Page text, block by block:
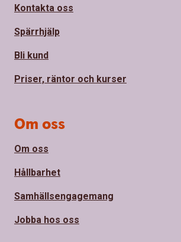
Kontakta oss
Spärrhjälp
Bli kund
Priser, räntor och kurser
Om oss
Om oss
Hållbarhet
Samhällsengagemang
Jobba hos oss